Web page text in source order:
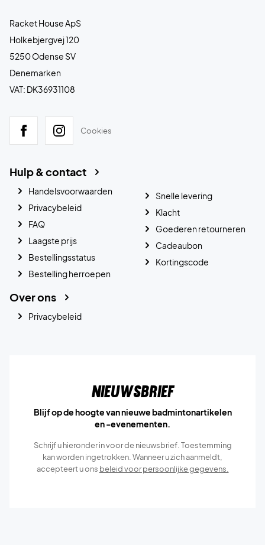
Racket House ApS
Holkebjergvej 120
5250 Odense SV
Denemarken
VAT: DK36931108
Cookies
Hulp & contact
Handelsvoorwaarden
Privacybeleid
FAQ
Laagste prijs
Bestellingsstatus
Bestelling herroepen
Snelle levering
Klacht
Goederen retourneren
Cadeaubon
Kortingscode
Over ons
Privacybeleid
Nieuwsbrief
Blijf op de hoogte van nieuwe badmintonartikelen
en -evenementen.
Schrijf u hieronder in voor de nieuwsbrief. Toestemming
kan worden ingetrokken. Wanneer u zich aanmeldt,
accepteert u ons beleid voor persoonlijke gegevens.